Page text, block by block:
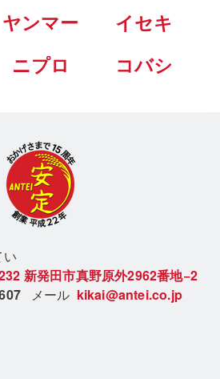
ヤンマー
イセキ
ニプロ コバシ
い
新発田市真野原外2962番地−2
メール kikai@antei.co.jp